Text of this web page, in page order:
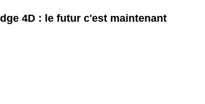
4D : le futur c'est maintenant